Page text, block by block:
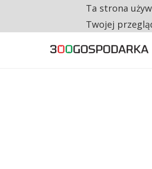
NA JEDEN WAKAT
Ta strona
Twojej